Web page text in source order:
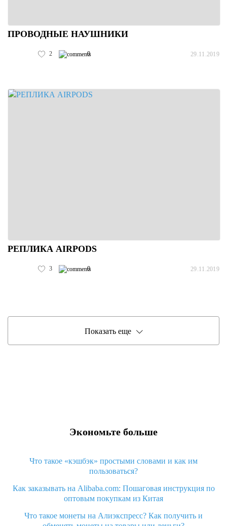
ПРОВОДНЫЕ НАУШНИКИ
2 0 29.11.2019
РЕПЛИКА AIRPODS
3 0 29.11.2019
Показать еще
Экономьте больше
Что такое «кэшбэк» простыми словами и как им
пользоваться?
Как заказывать на Alibaba.com: Пошаговая инструкция по
оптовым покупкам из Китая
Что такое монеты на Алиэкспресс? Как получить и